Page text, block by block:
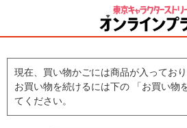
現在、買い物かごには商品が入っており
お買い物を続けるには下の 「お買い物
てください。